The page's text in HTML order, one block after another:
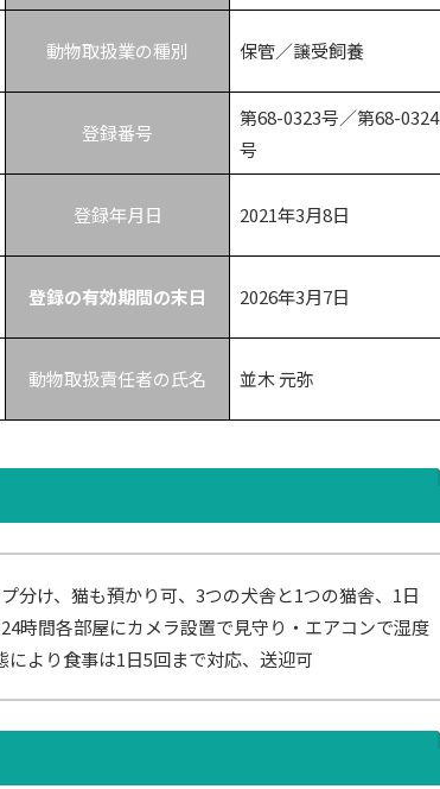
動物取扱業の種別 保管／譲受飼養
登録番号
第68-0323号／第68-0324
号
登録年月日 2021年3月8日
登録の有効期間の末日 2026年3月7日
動物取扱責任者の氏名 並木 元弥
分け、猫も預かり可、3つの犬舎と1つの猫舎、1日
時間各部屋にカメラ設置で見守り・エアコンで湿度
より食事は1日5回まで対応、送迎可